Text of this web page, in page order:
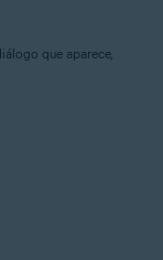
que aparece,